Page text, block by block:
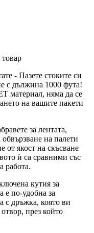
- Пазете стоките си
с дължина 1000 фута!
материал, няма да се
на вашите пакети
за лентата,
на палети
от якост на скъсване
ѝ са сравними със
работа.
кутия за
е по-удобна за
с дръжка, която ви
през който